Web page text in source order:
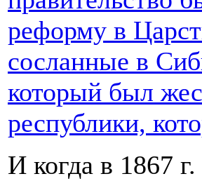
реформу в
сосланные в
который был
республики,
И когда в 1867